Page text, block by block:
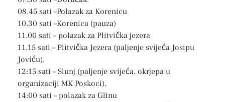
08.45 sati –Polazak za Korenicu
10.30 sati –Korenica (pauza)
11.00 sati – polazak za Plitvička jezera
11.15 sati – Plitvička Jezera (paljenje svijeća Josipu
Joviću).
12:15 sati – Slunj (paljenje svijeća, okrjepa u
organizaciji MK Poskoci).
14:00 sati – polazak za Glinu